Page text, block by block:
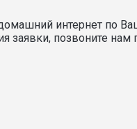
интернет по
заявки, позвоните нам